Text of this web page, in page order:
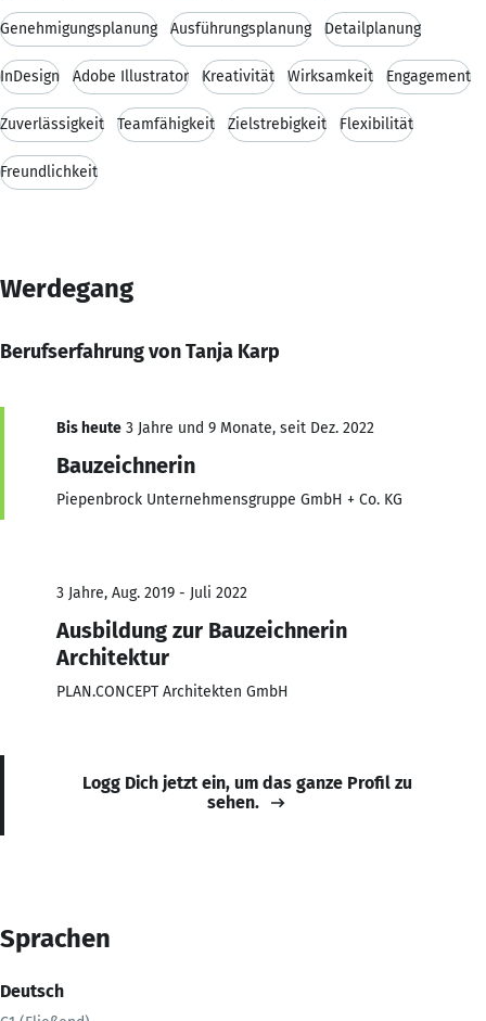
Genehmigungsplanung Ausführungsplanung Detailplanung
InDesign Adobe Illustrator Kreativität Wirksamkeit Engagement
Zuverlässigkeit Teamfähigkeit Zielstrebigkeit Flexibilität
Freundlichkeit
Werdegang
Berufserfahrung von Tanja Karp
Bis heute 3 Jahre und 9 Monate, seit Dez. 2022
Bauzeichnerin
Piepenbrock Unternehmensgruppe GmbH + Co. KG
3 Jahre, Aug. 2019 - Juli 2022
Ausbildung zur Bauzeichnerin
Architektur
PLAN.CONCEPT Architekten GmbH
Logg Dich jetzt ein, um das ganze Profil zu
sehen.
Sprachen
Deutsch